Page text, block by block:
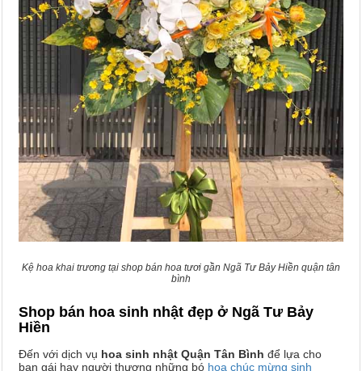
Kệ hoa khai trương tại shop bán hoa tươi gần Ngã Tư Bảy Hiền quận tân
bình
Shop bán hoa sinh nhật đẹp ở Ngã Tư Bảy
Hiền
Đến với dịch vụ hoa sinh nhật Quận Tân Bình để lựa cho
bạn gái hay người thương những bó hoa chúc mừng sinh